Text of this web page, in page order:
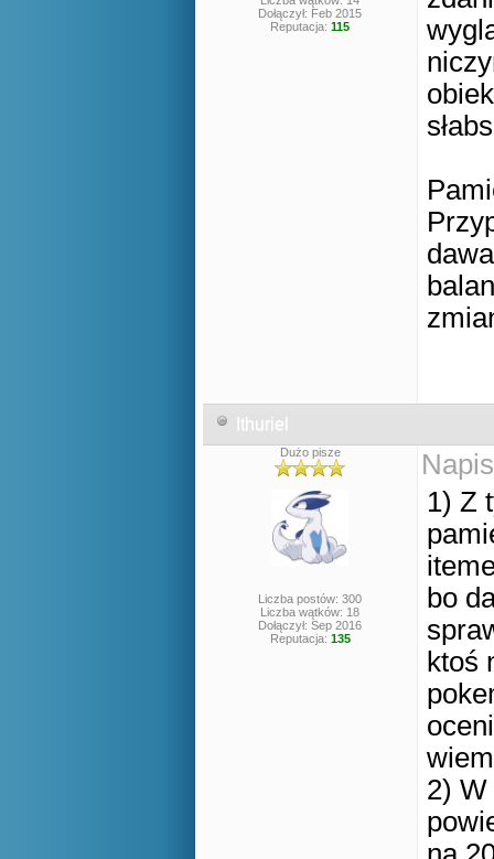
Dołączył: Feb 2015
Reputacja: 115
Ithuriel
Dużo pisze
Liczba postów: 300
Liczba wątków: 18
Dołączył: Sep 2016
Reputacja: 135
1) Z
bo
ktoś
2)